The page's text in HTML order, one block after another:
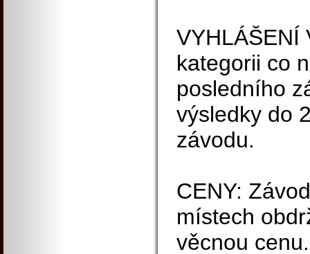
VYHLÁŠENÍ
kategorii co
posledního
výsledky do
závodu.
CENY:
místech
věcnou cenu.